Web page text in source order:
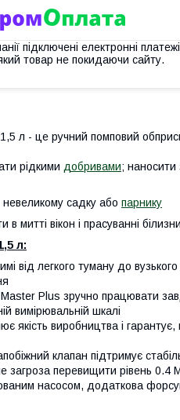
підключені електронні
товар не покидаючи сайту.
л - це ручний помповий
рідкими добривами; наносити
садку або парнику
митті вікон і прасуванні білизни
л:
від легкого туману до
Plus зручно працювати
вимірювальній шкалі
якість виробництва і гарантує,
клапан підтримує
загроза перевищити рівень 0.4
насосом, додаткова